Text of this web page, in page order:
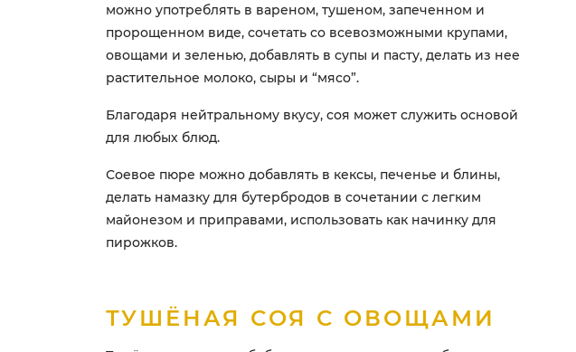
можно употреблять в вареном, тушеном, запеченном и
пророщенном виде, сочетать со всевозможными крупами,
овощами и зеленью, добавлять в супы и пасту, делать из нее
растительное молоко, сыры и “мясо”.
Благодаря нейтральному вкусу, соя может служить основой
для любых блюд.
Соевое пюре можно добавлять в кексы, печенье и блины,
делать намазку для бутербродов в сочетании с легким
майонезом и приправами, использовать как начинку для
пирожков.
ТУШЁНАЯ СОЯ С ОВОЩАМИ